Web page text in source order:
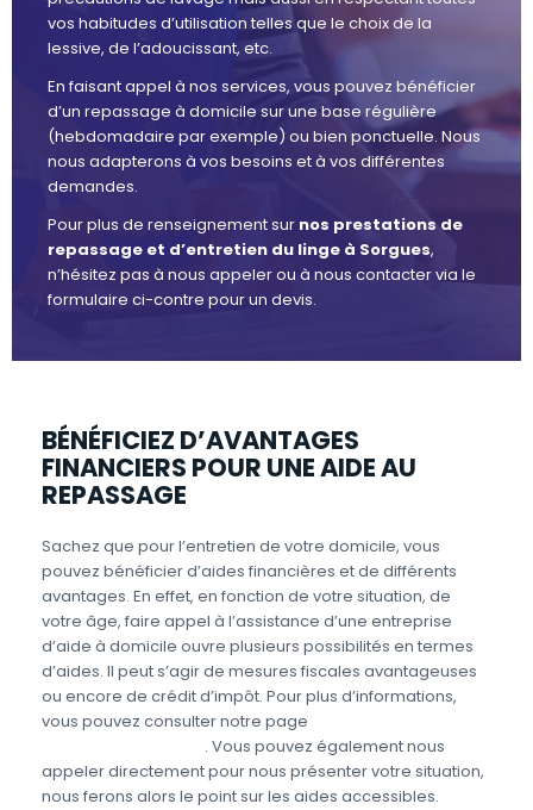
vos habitudes d’utilisation telles que le choix de la
lessive, de l’adoucissant, etc.
En faisant appel à nos services, vous pouvez bénéficier
d’un repassage à domicile sur une base régulière
(hebdomadaire par exemple) ou bien ponctuelle. Nous
nous adapterons à vos besoins et à vos différentes
demandes.
Pour plus de renseignement sur nos prestations de
repassage et d’entretien du linge à Sorgues,
n’hésitez pas à nous appeler ou à nous contacter via le
formulaire ci-contre pour un devis.
BÉNÉFICIEZ D’AVANTAGES
FINANCIERS POUR UNE AIDE AU
REPASSAGE
Sachez que pour l’entretien de votre domicile, vous
pouvez bénéficier d’aides financières et de différents
avantages. En effet, en fonction de votre situation, de
votre âge, faire appel à l’assistance d’une entreprise
d’aide à domicile ouvre plusieurs possibilités en termes
d’aides. Il peut s’agir de mesures fiscales avantageuses
ou encore de crédit d’impôt. Pour plus d’informations,
vous pouvez consulter notre page
. Vous pouvez également nous
appeler directement pour nous présenter votre situation,
nous ferons alors le point sur les aides accessibles.